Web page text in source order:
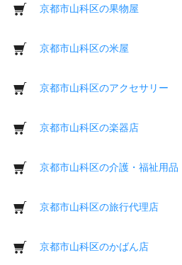
京都市山科区の果物屋
京都市山科区の米屋
京都市山科区のアクセサリー
京都市山科区の楽器店
京都市山科区の介護・福祉用品
京都市山科区の旅行代理店
京都市山科区のかばん店